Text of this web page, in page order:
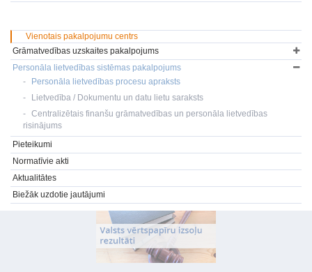
Vienotais pakalpojumu centrs
Grāmatvedības uzskaites pakalpojums
Personāla lietvedības sistēmas pakalpojums
Personāla lietvedības procesu apraksts
Lietvedība / Dokumentu un datu lietu saraksts
Centralizētais finanšu grāmatvedības un personāla lietvedības
risinājums
Pieteikumi
Normatīvie akti
Aktualitātes
Biežāk uzdotie jautājumi